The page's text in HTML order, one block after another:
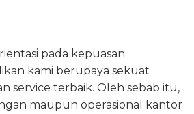
pada kepuasan
kami berupaya sekuat
service terbaik. Oleh sebab itu,
maupun operasional kantor